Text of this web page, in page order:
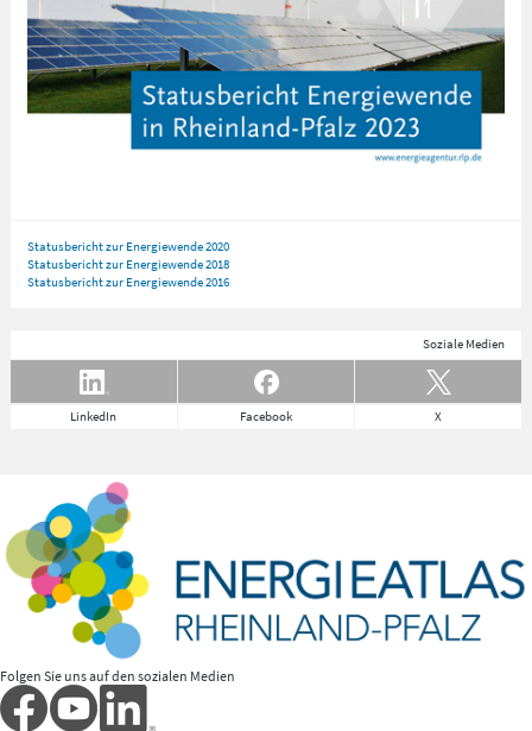
Statusbericht zur Energiewende 2020
Statusbericht zur Energiewende 2018
Statusbericht zur Energiewende 2016
Soziale Medien
LinkedIn Facebook X
Folgen Sie uns auf den sozialen Medien